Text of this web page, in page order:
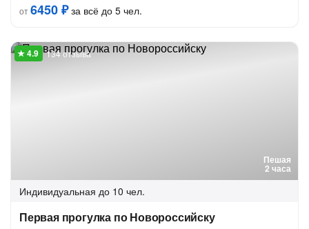
от6450 ₽за всё до 5 чел.
Пешая
2 часа
134 отзыва
Индивидуальная до 10 чел.
Первая прогулка по Новороссийску